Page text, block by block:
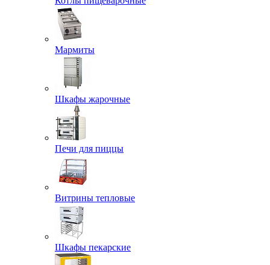
Мармиты
Шкафы жарочные
Печи для пиццы
Витрины тепловые
Шкафы пекарские